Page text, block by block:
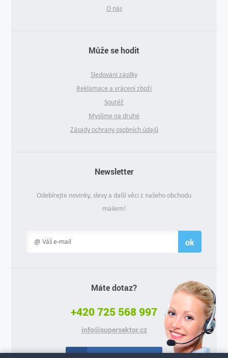
O nás
Může se hodit
Sledování zásilky
Reklamace a vrácení zboží
Soutěž
Myslíme na druhé
Zásady ochrany osobních údajů
Newsletter
Odebírejte novinky, slevy a další věci z našeho obchodu
mailem!
ok
Máte dotaz?
+420 725 568 997
info@supersektor.cz